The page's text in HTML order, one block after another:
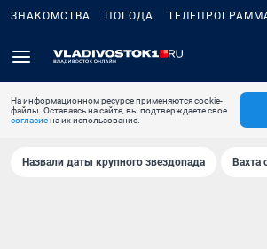
ЗНАКОМСТВА ПОГОДА
На информационном ресурсе применяются cookie-
файлы. Оставаясь на сайте, вы подтверждаете свое
согласиена их использование.
Назвали даты крупного звездопада Вахта